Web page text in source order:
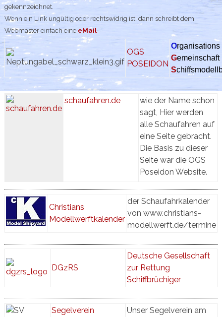
gekennzeichnet.
Wenn ein Link ungültig oder rechtswidrig ist, dann schreibt dem
Webmaster einfach eine eMail
OGS
POSEIDON
Organisations
Gemeinschaft
S
schaufahren.de
wie der Name schon
sagt, Hier werden
alle Schaufahren auf
eine Seite gebracht.
Die Basis zu dieser
Seite war die OGS
Poseidon Website.
Christians
Modellwerftkalender
der Schaufahrkalender
von www.christians-
modellwerft.de/termine
DGzRS
Deutsche Gesellschaft
zur Rettung
Schiffbrüchiger
Segelverein
Unser Segelverein am